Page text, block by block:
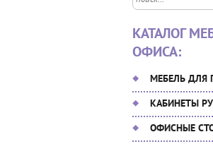
КАТАЛОГ
ОФИСА:
МЕБЕЛЬ ДЛЯ
КАБИНЕТЫ
ОФИСНЫЕ